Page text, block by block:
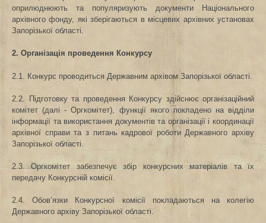
оприлюднюють та популяризують документи Національного
архівного фонду, які зберігаються в місцевих архівних установах
Запорізької області.
2. Організація проведення Конкурсу
2.1. Конкурс проводиться Державним архівом Запорізької області.
2.2. Підготовку та проведення Конкурсу здійснює організаційний
комітет (далі ‑ Оргкомітет), функції якого покладено на відділи
інформації та використання документів та організації і координації
архівної справи та з питань кадрової роботи Державного архіву
Запорізької області.
2.3. Оргкомітет забезпечує збір конкурсних матеріалів та їх
передачу Конкурсній комісії.
2.4. Обов’язки Конкурсної комісії покладаються на колегію
Державного архіву Запорізької області.